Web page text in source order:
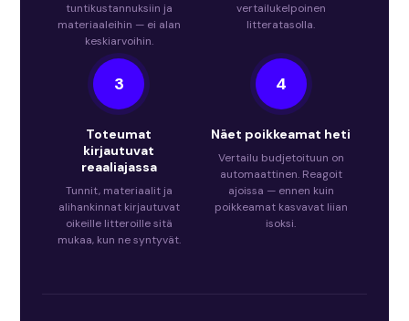
tuntikustannuksiin ja
materiaaleihin — ei alan
keskiarvoihin.
vertailukelpoinen
litteratasolla.
3
Toteumat
kirjautuvat
reaaliajassa
Tunnit, materiaalit ja
alihankinnat kirjautuvat
oikeille litteroille sitä
mukaa, kun ne syntyvät.
4
Näet poikkeamat heti
Vertailu budjetoituun on
automaattinen. Reagoit
ajoissa — ennen kuin
poikkeamat kasvavat liian
isoksi.